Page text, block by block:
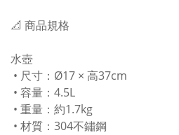
📐 商品規格
水壺
• 尺寸：Ø17 × 高37cm
• 容量：4.5L
• 重量：約1.7kg
• 材質：304不鏽鋼